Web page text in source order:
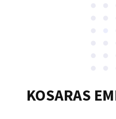
KOSARAS